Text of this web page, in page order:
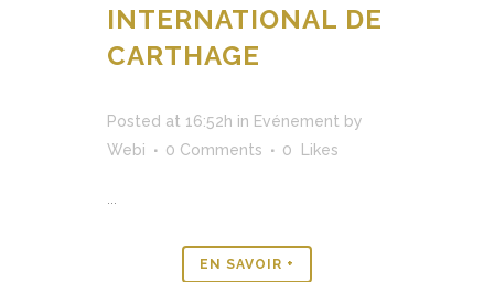
INTERNATIONAL DE
CARTHAGE
Posted at 16:52h in Evénement by
Webi
0 Comments 0 Likes
EN SAVOIR +